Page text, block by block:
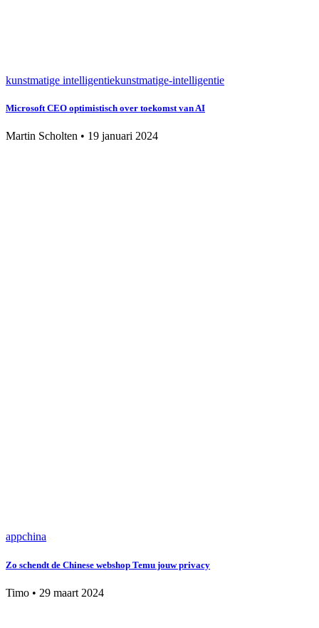
kunstmatige intelligentiekunstmatige-intelligentie
Microsoft CEO optimistisch over toekomst van AI
Martin Scholten • 19 januari 2024
appchina
Zo schendt de Chinese webshop Temu jouw privacy
Timo • 29 maart 2024